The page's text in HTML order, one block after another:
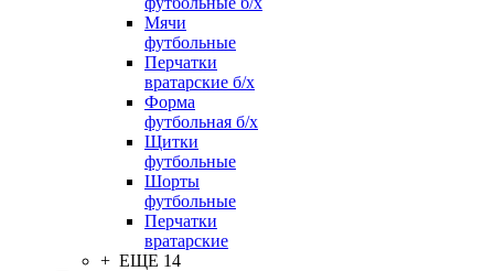
Мячи
футбольные
Перчатки
вратарские б/х
Форма
футбольная б/х
Щитки
футбольные
Шорты
футбольные
Перчатки
вратарские
+ ЕЩЕ 14